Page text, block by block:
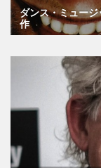
ダンス・ミュー
作